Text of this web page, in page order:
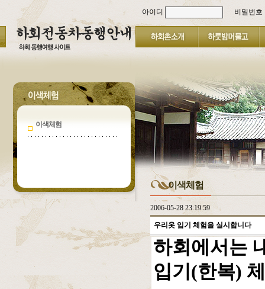
이색체험
아이디 비밀번호
이색체험
2006-05-28 23:19:59
우리옷 입기 체험을 실시합니다
하회에서는
입기(한복)